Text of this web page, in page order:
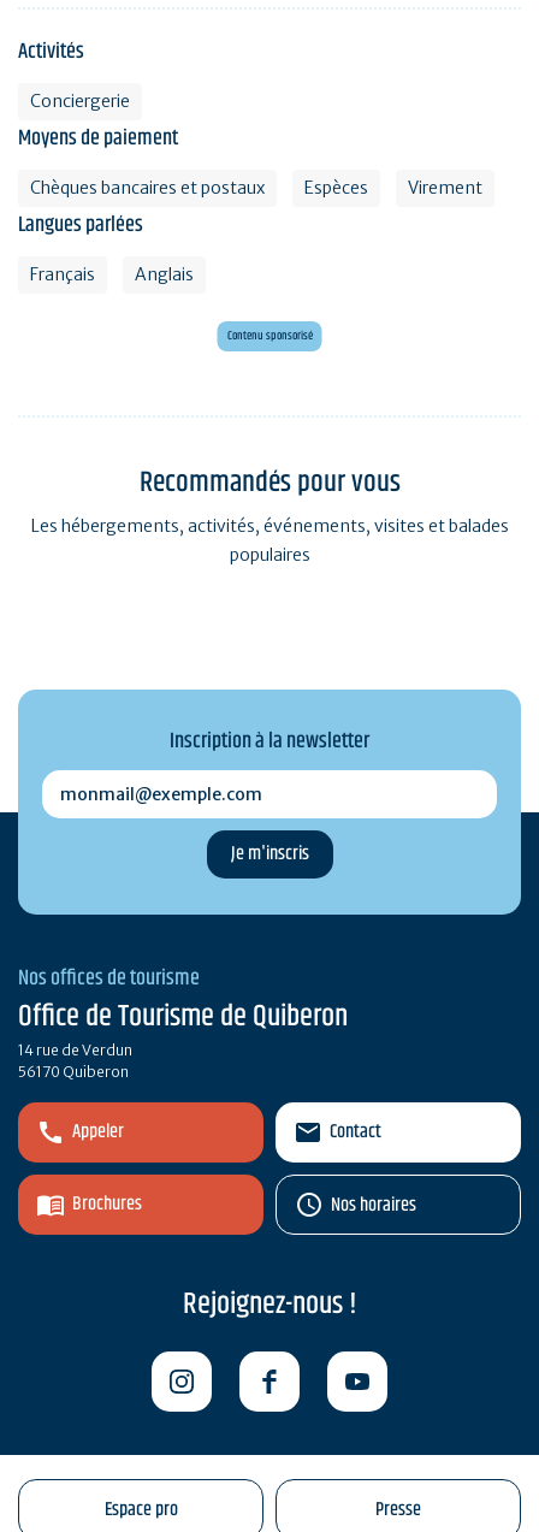
Activités
Conciergerie
Moyens de paiement
Chèques bancaires et postaux Espèces Virement
Langues parlées
Français Anglais
Contenu sponsorisé
Maxi mini golf 26 trous à deux pas de l'océan
Recommandés pour vous
Les hébergements, activités, événements, visites et balades
populaires
Inscription à la newsletter
monmail@exemple.com
Nos offices de tourisme
Office de Tourisme de Quiberon
14 rue de Verdun
56170 Quiberon
Appeler
Brochures
Contact
Nos horaires
Rejoignez-nous !
Espace pro Presse